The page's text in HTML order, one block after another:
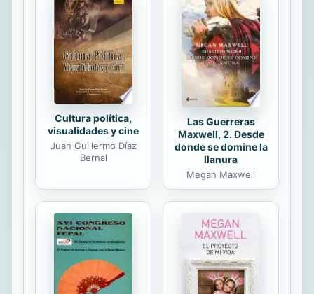
Cultura política,
visualidades y cine
Juan Guillermo Díaz
Bernal
Las Guerreras
Maxwell, 2. Desde
donde se domine la
llanura
Megan Maxwell